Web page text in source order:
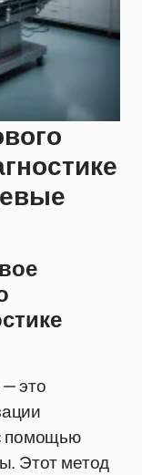
это
помощью
Этот метод